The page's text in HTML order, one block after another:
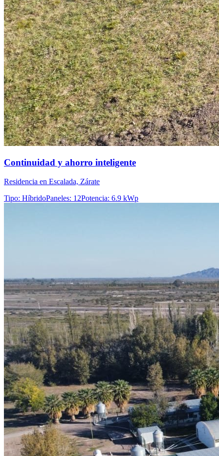
Continuidad y ahorro inteligente
Residencia en Escalada, Zárate
Tipo: HíbridoPaneles: 12Potencia: 6.9 kWp